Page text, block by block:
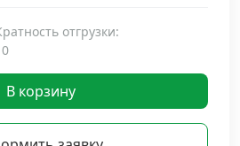
›
›
отгрузки:
В корзину